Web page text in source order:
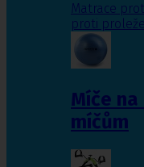
Matrace
proti
Míče
míčům